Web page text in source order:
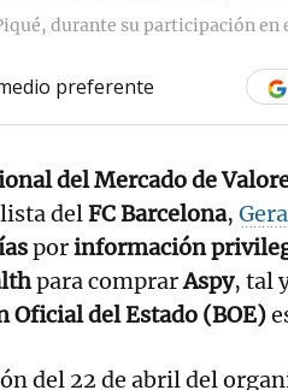
durante su participación en
preferente
del Mercado de
delFC Barcelona,
porinformación
para comprarAspy, tal
Oficial del Estado (BOE)
del 22 de abril del